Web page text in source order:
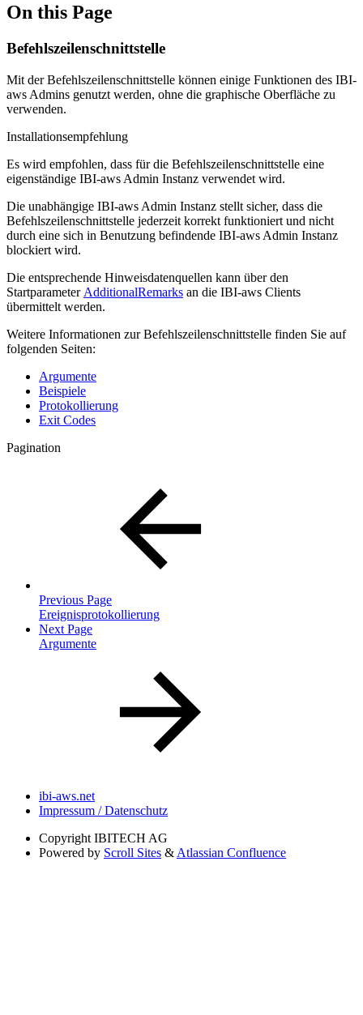
On this Page
Befehlszeilenschnittstelle
Mit der Befehlszeilenschnittstelle können einige Funktionen des IBI-
aws Admins genutzt werden, ohne die graphische Oberfläche zu
verwenden.
Installationsempfehlung
Es wird empfohlen, dass für die Befehlszeilenschnittstelle eine
eigenständige IBI-aws Admin Instanz verwendet wird.
Die unabhängige IBI-aws Admin Instanz stellt sicher, dass die
Befehlszeilenschnittstelle jederzeit korrekt funktioniert und nicht
durch eine sich in Benutzung befindende IBI-aws Admin Instanz
blockiert wird.
Die entsprechende Hinweisdatenquellen kann über den
Startparameter AdditionalRemarks an die IBI-aws Clients
übermittelt werden.
Weitere Informationen zur Befehlszeilenschnittstelle finden Sie auf
folgenden Seiten:
Argumente
Beispiele
Protokollierung
Exit Codes
Pagination
Previous Page
Ereignisprotokollierung
Next Page
Argumente
ibi-aws.net
Impressum / Datenschutz
Copyright IBITECH AG
Powered by Scroll Sites & Atlassian Confluence